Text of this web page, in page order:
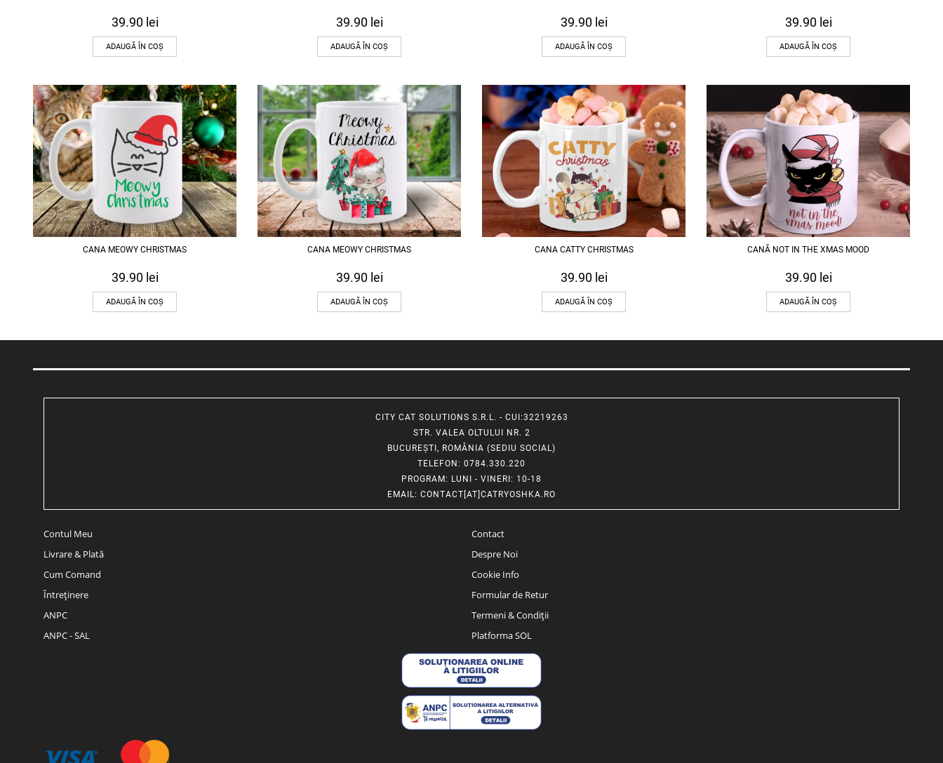
39.90 lei
ADAUGĂ ÎN COȘ
39.90 lei
ADAUGĂ ÎN COȘ
39.90 lei
ADAUGĂ ÎN COȘ
39.90 lei
ADAUGĂ ÎN COȘ
CANA MEOWY CHRISTMAS
39.90 lei
ADAUGĂ ÎN COȘ
CANA MEOWY CHRISTMAS
39.90 lei
ADAUGĂ ÎN COȘ
CANA CATTY CHRISTMAS
39.90 lei
ADAUGĂ ÎN COȘ
CANĂ NOT IN THE XMAS MOOD
39.90 lei
ADAUGĂ ÎN COȘ
CITY CAT SOLUTIONS S.R.L. - CUI:32219263
STR. VALEA OLTULUI NR. 2
BUCUREȘTI, ROMÂNIA (SEDIU SOCIAL)
TELEFON : 0784.330.220
PROGRAM: LUNI - VINERI: 10-18
EMAIL: CONTACT[AT]CATRYOSHKA.RO
Contul Meu
Livrare & Plată
Cum Comand
Întreținere
ANPC
ANPC - SAL
Contact
Despre Noi
Cookie Info
Formular de Retur
Termeni & Condiții
Platforma SOL